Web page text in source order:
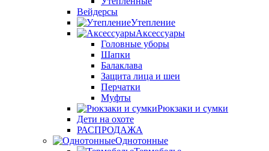
Вейдерсы
Утепление
Аксессуары
Головные уборы
Шапки
Балаклава
Защита лица и шеи
Перчатки
Муфты
Рюкзаки и сумки
Дети на охоте
РАСПРОДАЖА
Однотонные